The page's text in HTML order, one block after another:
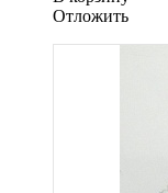
Oтложить